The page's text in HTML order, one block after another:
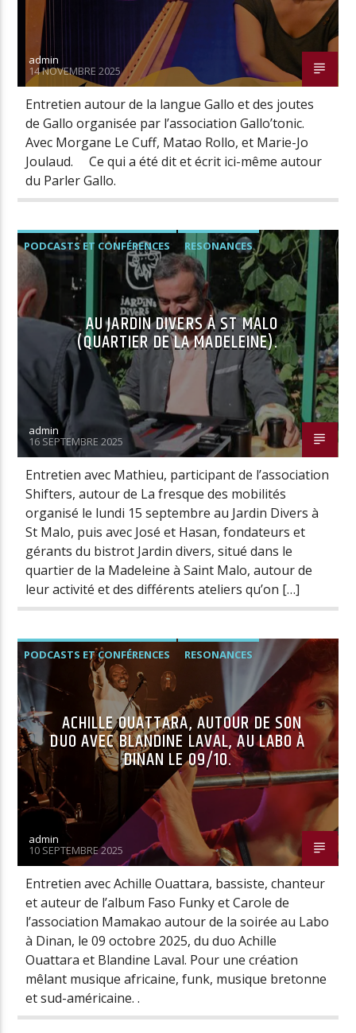
admin
14 NOVEMBRE 2025
Entretien autour de la langue Gallo et des joutes
de Gallo organisée par l’association Gallo’tonic.
Avec Morgane Le Cuff, Matao Rollo, et Marie-Jo
Joulaud. Ce qui a été dit et écrit ici-même autour
du Parler Gallo.
PODCASTS ET CONFÉRENCES RESONANCES
AU JARDIN DIVERS À ST MALO
(QUARTIER DE LA MADELEINE).
admin
16 SEPTEMBRE 2025
Entretien avec Mathieu, participant de l’association
Shifters, autour de La fresque des mobilités
organisé le lundi 15 septembre au Jardin Divers à
St Malo, puis avec José et Hasan, fondateurs et
gérants du bistrot Jardin divers, situé dans le
quartier de la Madeleine à Saint Malo, autour de
leur activité et des différents ateliers qu’on […]
PODCASTS ET CONFÉRENCES RESONANCES
ACHILLE OUATTARA, AUTOUR DE SON
DUO AVEC BLANDINE LAVAL, AU LABO À
DINAN LE 09/10.
admin
10 SEPTEMBRE 2025
Entretien avec Achille Ouattara, bassiste, chanteur
et auteur de l’album Faso Funky et Carole de
l’association Mamakao autour de la soirée au Labo
à Dinan, le 09 octobre 2025, du duo Achille
Ouattara et Blandine Laval. Pour une création
mêlant musique africaine, funk, musique bretonne
et sud-américaine. .